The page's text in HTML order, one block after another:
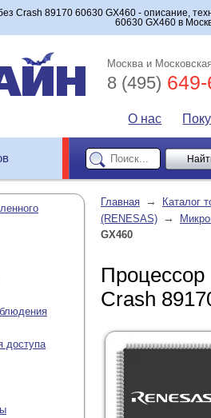
Crash 89170 60630 GX460 - описание,
60630 GX460 в
Москва и
8 (495)
О нас
доступа
Главная →
Каталог
(RENESAS) →
GX460
Процессор
Crash